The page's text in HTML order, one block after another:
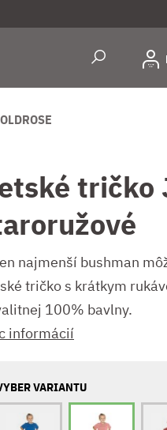
najmenší bushman
tričko s krátkym
100% bavlny.
informácií
VARIANTU